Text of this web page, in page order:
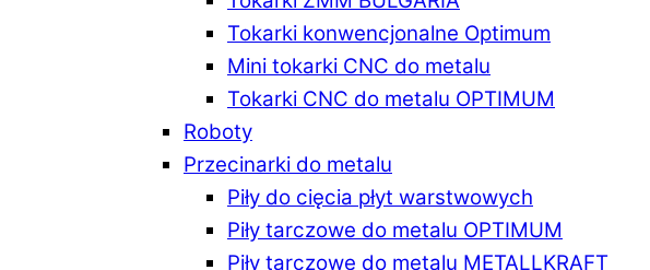
Tokarki konwencjonalne Optimum
Mini tokarki CNC do metalu
Tokarki CNC do metalu OPTIMUM
Roboty
Przecinarki do metalu
Piły do cięcia płyt warstwowych
Piły tarczowe do metalu OPTIMUM
Piły tarczowe do metalu METALLKRAFT